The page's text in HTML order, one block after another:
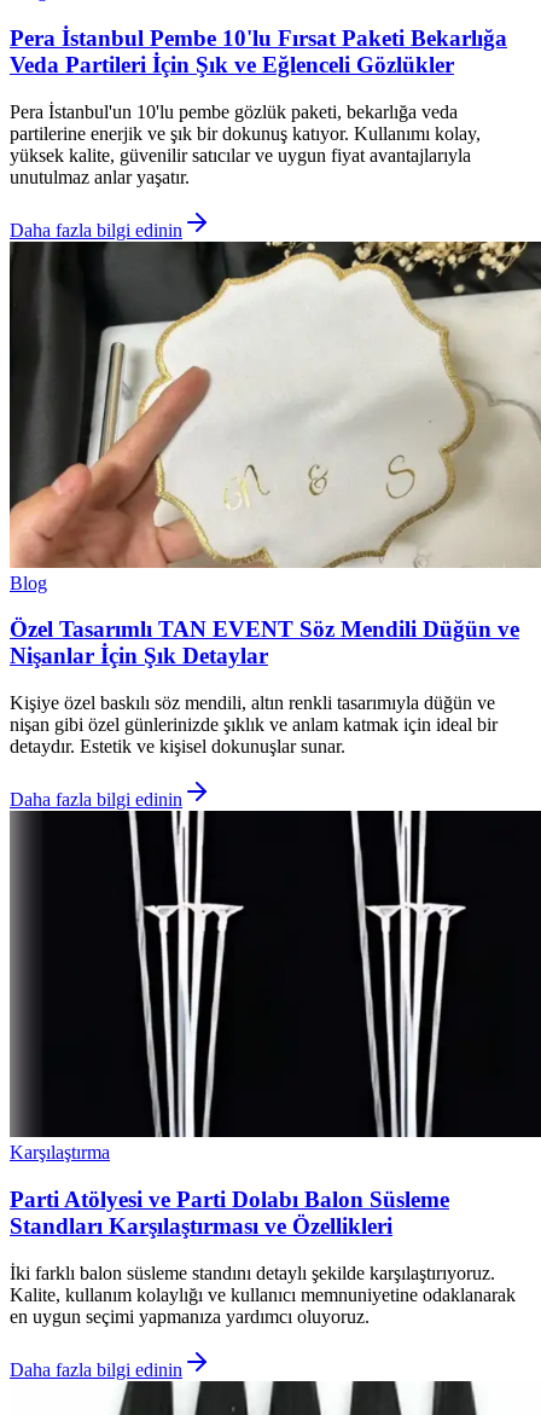
Pera İstanbul Pembe 10'lu Fırsat Paketi Bekarlığa
Veda Partileri İçin Şık ve Eğlenceli Gözlükler
Pera İstanbul'un 10'lu pembe gözlük paketi, bekarlığa veda
partilerine enerjik ve şık bir dokunuş katıyor. Kullanımı kolay,
yüksek kalite, güvenilir satıcılar ve uygun fiyat avantajlarıyla
unutulmaz anlar yaşatır.
Daha fazla bilgi edinin
Blog
Özel Tasarımlı TAN EVENT Söz Mendili Düğün ve
Nişanlar İçin Şık Detaylar
Kişiye özel baskılı söz mendili, altın renkli tasarımıyla düğün ve
nişan gibi özel günlerinizde şıklık ve anlam katmak için ideal bir
detaydır. Estetik ve kişisel dokunuşlar sunar.
Daha fazla bilgi edinin
Karşılaştırma
Parti Atölyesi ve Parti Dolabı Balon Süsleme
Standları Karşılaştırması ve Özellikleri
İki farklı balon süsleme standını detaylı şekilde karşılaştırıyoruz.
Kalite, kullanım kolaylığı ve kullanıcı memnuniyetine odaklanarak
en uygun seçimi yapmanıza yardımcı oluyoruz.
Daha fazla bilgi edinin